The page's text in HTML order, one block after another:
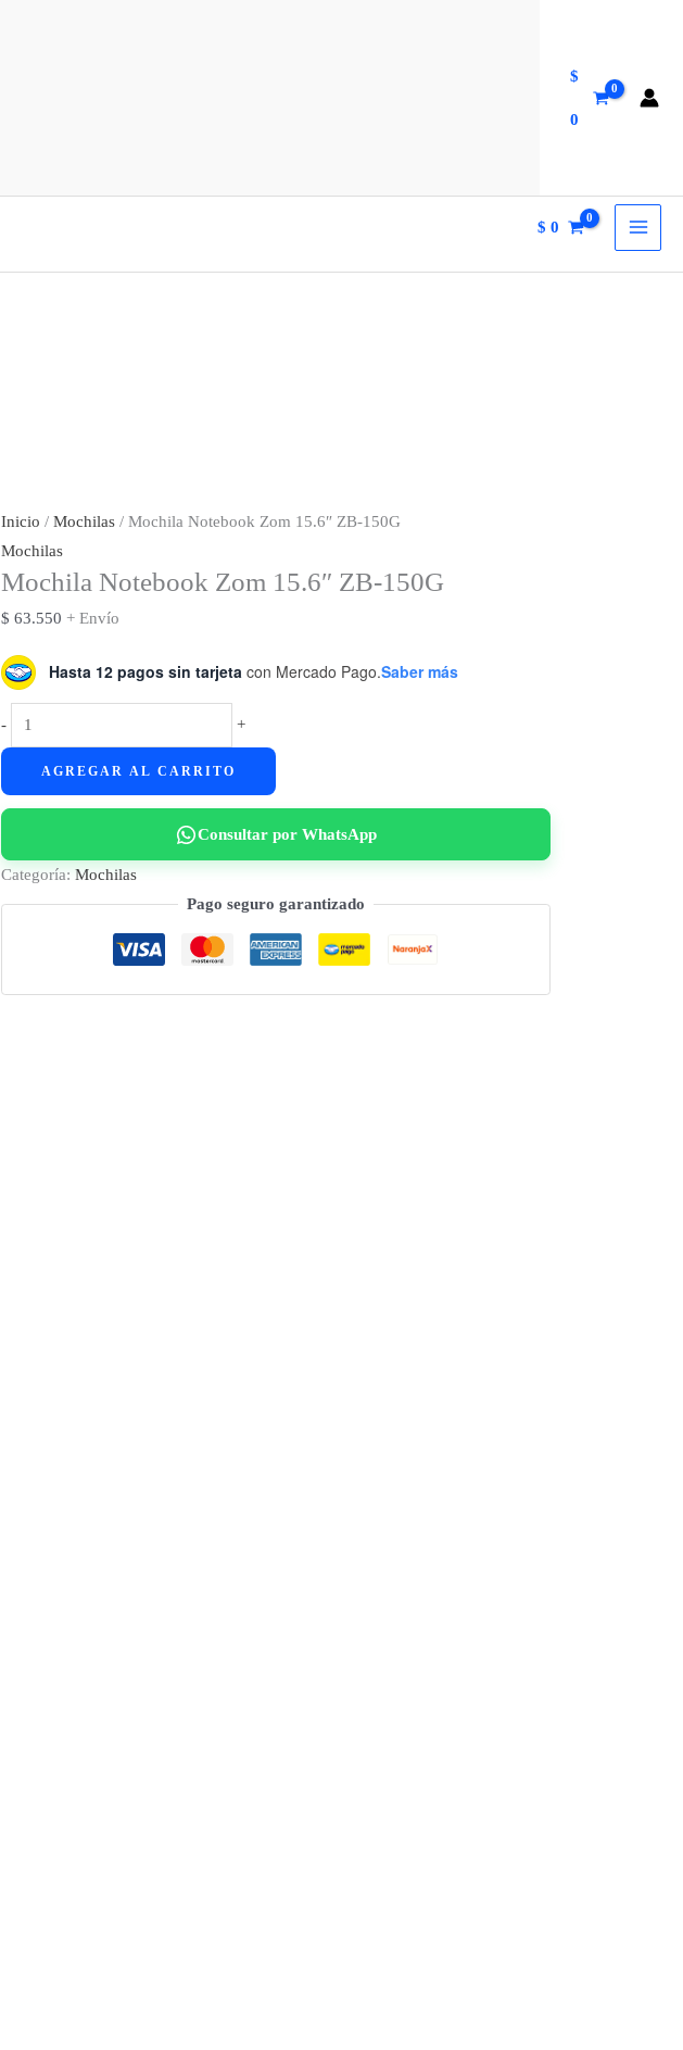
$
0
$ 0
Inicio / Mochilas / Mochila Notebook Zom 15.6″ ZB-150G
Mochilas
Mochila Notebook Zom 15.6″ ZB-150G
$ 63.550 + Envío
Hasta 12 pagos sin tarjeta con Mercado Pago.Saber más
-
Mochila
Notebook
150G
+
AGREGAR AL CARRITO
Consultar por WhatsApp
Categoría: Mochilas
Pago seguro garantizado